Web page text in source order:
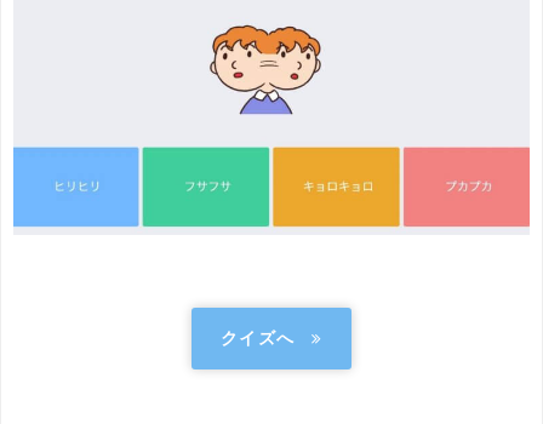
クイズへ